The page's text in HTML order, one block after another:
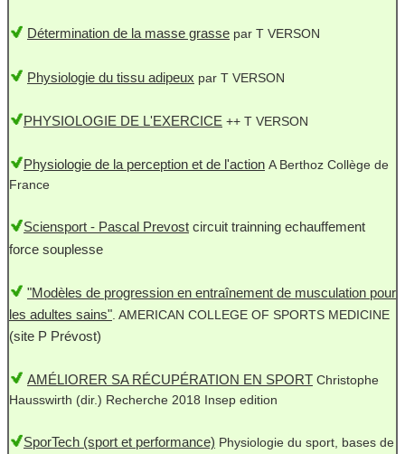
Détermination de la masse grasse par T VERSON
Physiologie du tissu adipeux par T VERSON
PHYSIOLOGIE DE L'EXERCICE ++ T VERSON
Physiologie de la perception et de l'action A Berthoz Collège de
France
Sciensport - Pascal Prevost circuit trainning echauffement
force souplesse
"Modèles de progression en entraînement de musculation pour
les adultes sains" . AMERICAN COLLEGE OF SPORTS MEDICINE
(site P Prévost)
AMÉLIORER SA RÉCUPÉRATION EN SPORT Christophe
Hausswirth (dir.) Recherche 2018 Insep edition
SporTech (sport et performance) Physiologie du sport, bases de